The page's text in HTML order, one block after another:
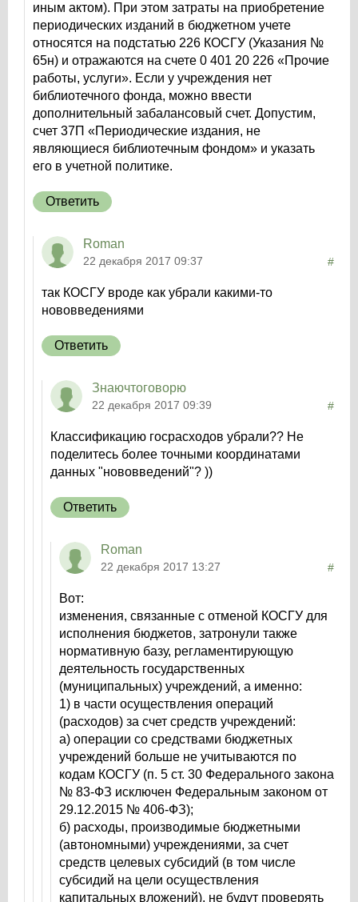
иным актом). При этом затраты на приобретение
периодических изданий в бюджетном учете
относятся на подстатью 226 КОСГУ (Указания №
65н) и отражаются на счете 0 401 20 226 «Прочие
работы, услуги». Если у учреждения нет
библиотечного фонда, можно ввести
дополнительный забалансовый счет. Допустим,
счет 37П «Периодические издания, не
являющиеся библиотечным фондом» и указать
его в учетной политике.
Ответить
Roman
22 декабря 2017 09:37 #
так КОСГУ вроде как убрали какими-то
нововведениями
Ответить
Знаючтоговорю
22 декабря 2017 09:39 #
Классификацию госрасходов убрали?? Не
поделитесь более точными координатами
данных "нововведений"? ))
Ответить
Roman
22 декабря 2017 13:27 #
Вот:
изменения, связанные с отменой КОСГУ для
исполнения бюджетов, затронули также
нормативную базу, регламентирующую
деятельность государственных
(муниципальных) учреждений, а именно:
1) в части осуществления операций
(расходов) за счет средств учреждений:
а) операции со средствами бюджетных
учреждений больше не учитываются по
кодам КОСГУ (п. 5 ст. 30 Федерального закона
№ 83-ФЗ исключен Федеральным законом от
29.12.2015 № 406-ФЗ);
б) расходы, производимые бюджетными
(автономными) учреждениями, за счет
средств целевых субсидий (в том числе
субсидий на цели осуществления
капитальных вложений), не будут проверять